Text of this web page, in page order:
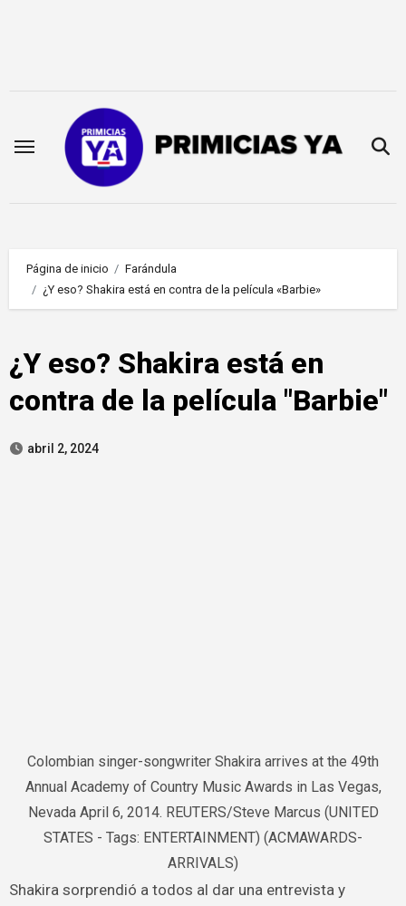
Página de inicio
Farándula
¿Y eso? Shakira está en contra de la película «Barbie»
¿Y eso? Shakira está en
contra de la película "Barbie"
abril 2, 2024
Colombian singer-songwriter Shakira arrives at the 49th
Annual Academy of Country Music Awards in Las Vegas,
Nevada April 6, 2014. REUTERS/Steve Marcus (UNITED
STATES - Tags: ENTERTAINMENT) (ACMAWARDS-
ARRIVALS)
Shakira sorprendió a todos al dar una entrevista y